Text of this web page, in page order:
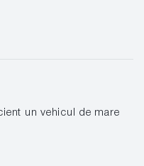
un vehicul de mare